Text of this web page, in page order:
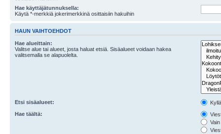
Hae käyttäjätunnuksella:
Käytä *-merkkiä jokerimerkkinä osittaisiin hakuihin
HAUN VAIHTOEHDOT
Hae alueittain:
Valitse alue tai alueet, josta haluat etsiä. Sisäalueet voidaan hakea
valitsemalla se alapuolelta.
Etsi sisäalueet:
Hae täältä: